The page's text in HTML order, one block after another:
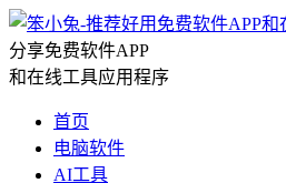
分享免费软件APP
和在线工具应用程序
首页
电脑软件
AI工具